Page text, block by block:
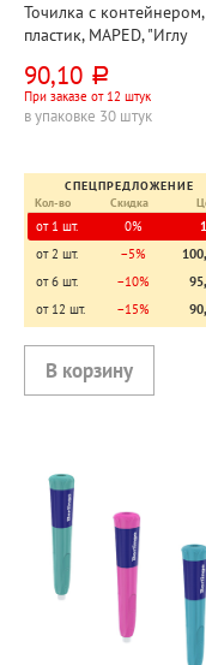
Точилка с контейнером,
пластик, MAPED, "Иглу
45мм*35мм, одно
отверстие
90,10 руб.
При заказе от 12 штук
в упаковке 30 штук
СПЕЦПРЕДЛОЖЕНИЕ
Кол-во
Скидка
от 1 шт. 0%
от 2 шт.
−5%
от 6 шт.
−10%
от 12 шт.
−15%